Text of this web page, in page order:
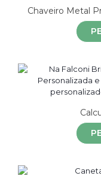
Chaveiro Metal